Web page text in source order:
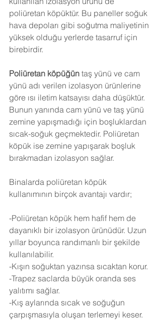
poliüretan köpüktür. Bu paneller soğuk
hava depoları gibi soğutma maliyetinin
yüksek olduğu yerlerde tasarruf için
birebirdir.
Poliüretan köpüğün taş yünü ve cam
yünü adı verilen izolasyon ürünlerine
göre ısı iletim katsayısı daha düşüktür.
Bunun yanında cam yünü ve taş yünü
zemine yapışmadığı için boşluklardan
sıcak-soğuk geçmektedir. Poliüretan
köpük ise zemine yapışarak boşluk
bırakmadan izolasyon sağlar.
Binalarda poliüretan köpük
kullanımının birçok avantajı vardır;
-Poliüretan köpük hem hafif hem de
dayanıklı bir izolasyon ürünüdür. Uzun
yıllar boyunca randımanlı bir şekilde
kullanılabilir.
-Kışın soğuktan yazınsa sıcaktan korur.
-Trapez saclarda büyük oranda ses
yalıtımı sağlar.
-Kış aylarında sıcak ve soğuğun
çarpışmasıyla oluşan terlemeyi keser.